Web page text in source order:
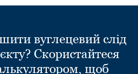
вуглецевий слід
Скористайтеся
щоб